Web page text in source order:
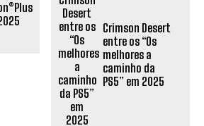
Crimson Desert
entre os “Os
melhores a
caminho da
PS5” em 2025